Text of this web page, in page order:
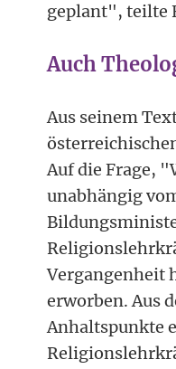
geplant", teilte
Auch
Aus seinem
Auf die Frage,
unabhängig
Vergangenheit
erworben. Aus
Anhaltspunkte